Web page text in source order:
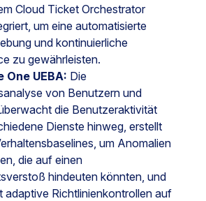
Cloud Ticket Orchestrator
um eine automatisierte
und kontinuierliche
zu gewährleisten.
One UEBA: Die
von Benutzern und
die Benutzeraktivität
Dienste hinweg, erstellt
um Anomalien
die auf einen
hindeuten könnten, und
adaptive Richtlinienkontrollen auf